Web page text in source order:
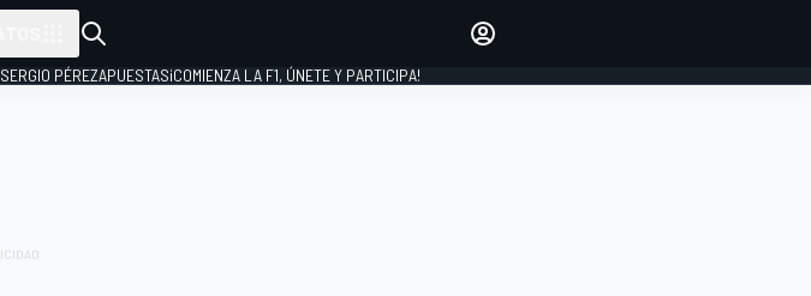
INICIAR SESIÓN
SERGIO PÉREZAPUESTAS¡COMIENZA LA F1, ÚNETE Y PARTICIPA!